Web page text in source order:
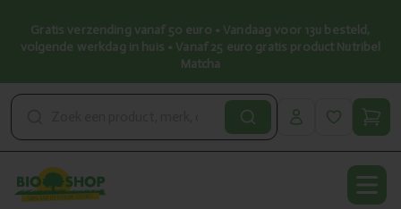
Gratis verzending vanaf 50 euro • Vandaag voor 13u besteld,
volgende werkdag in huis • Vanaf 25 euro gratis product Nutribel
Matcha